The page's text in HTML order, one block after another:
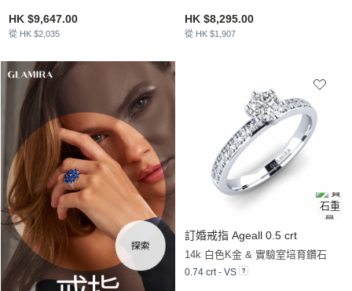
HK $9,647.00
從 HK $2,035
HK $8,295.00
從 HK $1,907
訂婚戒指 Ageall 0.5 crt
14k 白色K金 & 實驗室培育鑽石
0.74 crt - VS